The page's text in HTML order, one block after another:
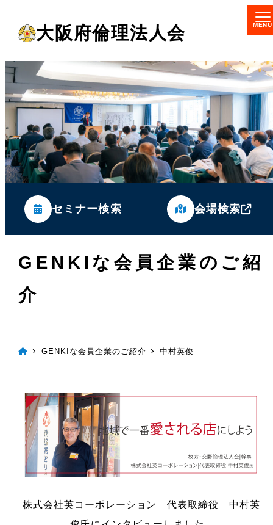
コ
ン
テ
ン
ツ
へ
大阪府倫理法人会
セミナー検索 会場検索
GENKIな会員企業のご紹
介
GENKIな会員企業のご紹介 中村英俊
株式会社英コーポレーション 代表取締役 中村英